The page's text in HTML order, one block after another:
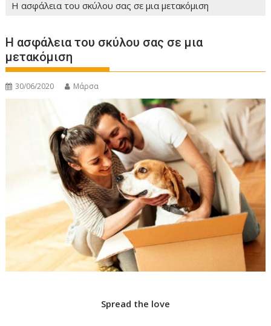
Η ασφάλεια του σκύλου σας σε μια μετακόμιση
Η ασφάλεια του σκύλου σας σε μια
μετακόμιση
30/06/2020 Μάρσα
Spread the love